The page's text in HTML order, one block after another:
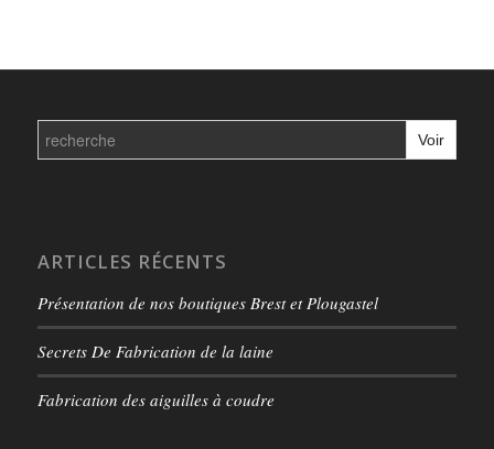
Search
for:
ARTICLES RÉCENTS
Présentation de nos boutiques Brest et Plougastel
Secrets De Fabrication de la laine
Fabrication des aiguilles à coudre